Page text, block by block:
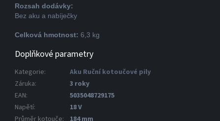
Rozsah dodávky:
Bez aku a nabíječky
Celková hmotnost: 6,3 kg
Doplňkové parametry
Kategorie:
Aku Ruční kotoučové pily
Záruka:
3 roky
EAN:
5035048729175
Napětí:
18 V